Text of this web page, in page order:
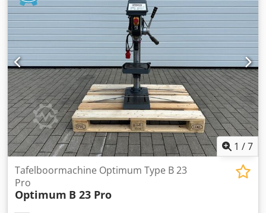
1 /7
Tafelboormachine Optimum Type B 23
Pro
Optimum B 23 Pro